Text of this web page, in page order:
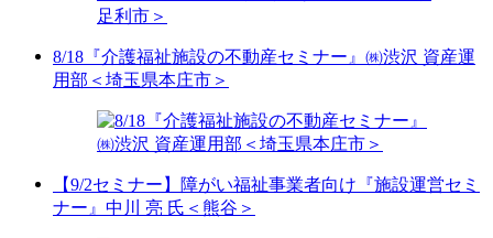
8/18『介護福祉施設の不動産セミナー』㈱渋沢 資産運
用部＜埼玉県本庄市＞
【9/2セミナー】障がい福祉事業者向け『施設運営セミ
ナー』中川 亮 氏＜熊谷＞